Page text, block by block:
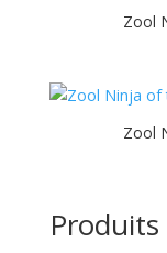
Zool
Zool